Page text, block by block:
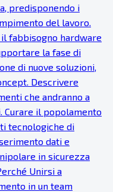
predisponendo i
del lavoro.
fabbisogno hardware
la fase di
di nuove soluzioni,
Descrivere
che andranno a
Curare il popolamento
tecnologiche di
dati e
in sicurezza
Unirsi a
in un team